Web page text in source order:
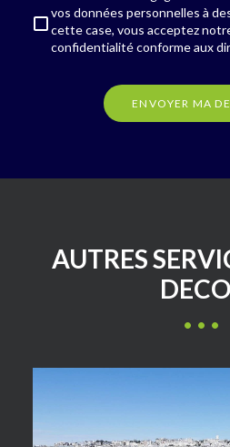
vos données personnelles à
cette case, vous acceptez
confidentialitéconforme aux
ENVOYER MA
AUTRES